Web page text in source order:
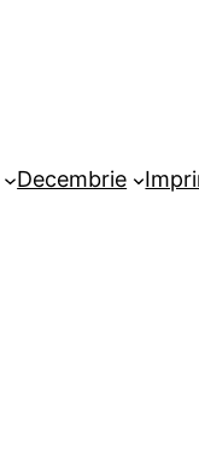
Decembrie